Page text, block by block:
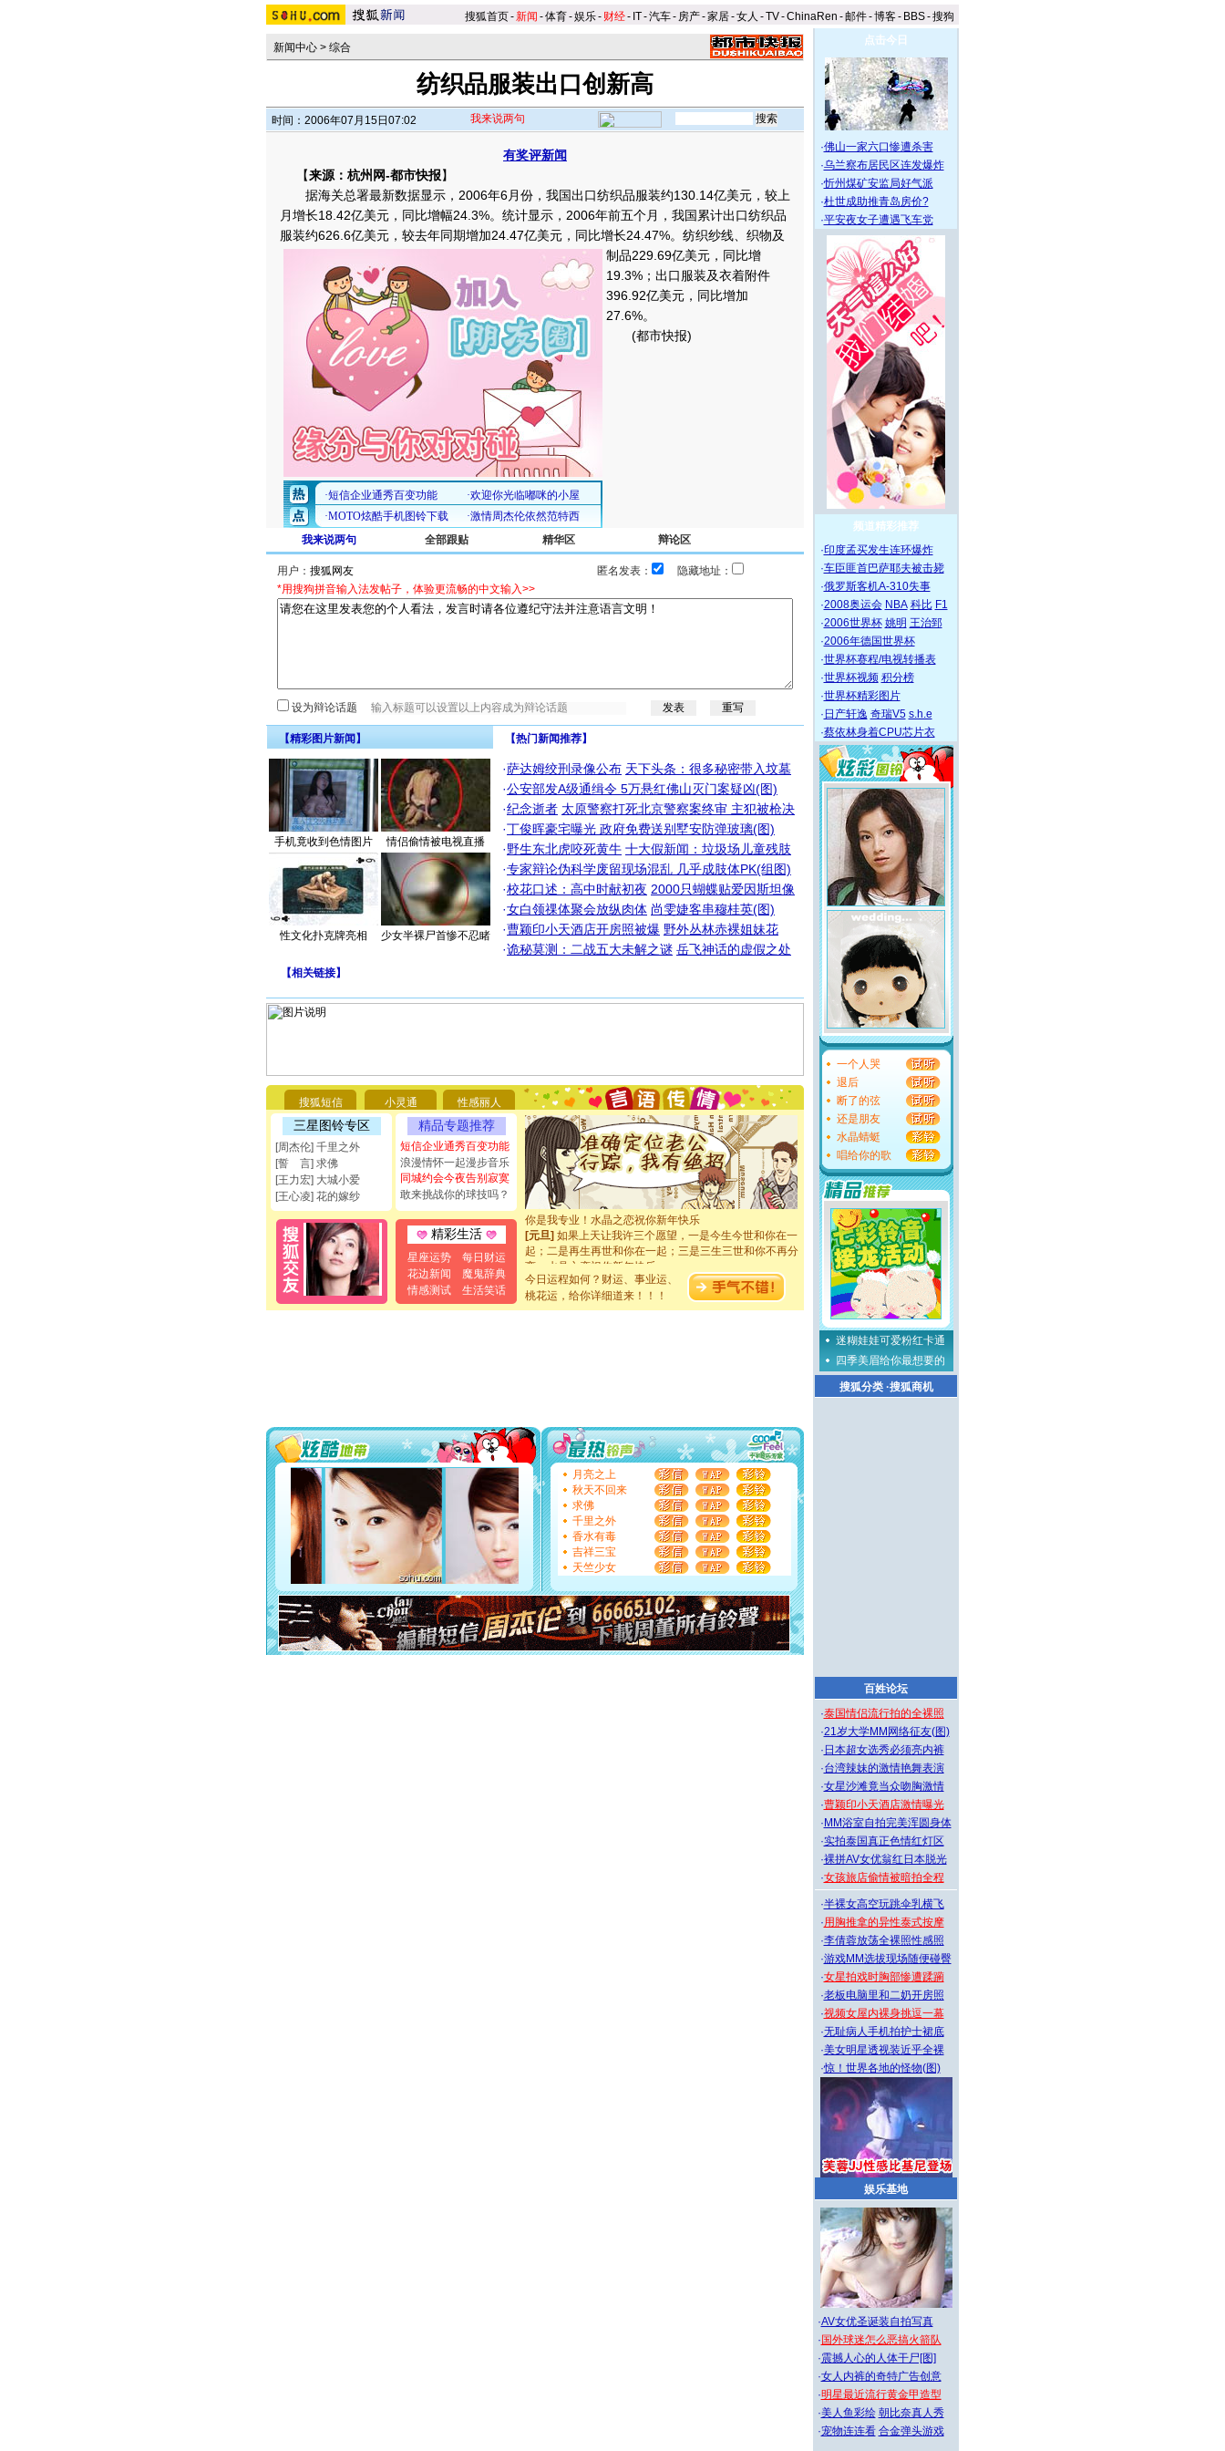
搜狐首页-新闻 -体育-娱乐- 财经- IT-汽车- 房产-家居-女人 -TV-ChinaRen -邮件-博客- BBS-搜狗
新闻中心 > 综合
纺织品服装出口创新高
时间：2006年07月15日07:02 我来说两句
有奖评新闻
【来源：杭州网-都市快报】
据海关总署最新数据显示，2006年6月份，我国出口纺织品服装约130.14亿美元，较上
月增长18.42亿美元，同比增幅24.3%。统计显示，2006年前五个月，我国累计出口纺织品
服装约626.6亿美元，较去年同期增加24.47亿美元，同比增长24.47%。 纺织纱线、织物及
制品229.69亿美元，同比增
19.3%；出口服装及衣着附件
396.92亿美元，同比增加
27.6%。
(都市快报)
我来说两句 全部跟贴 精华区 辩论区
用户： 匿名发表：
隐藏地址：
*用搜狗拼音输入法发帖子，体验更流畅的中文输入>>
设为辩论话题
【精彩图片新闻】
手机竟收到色情图片 情侣偷情被电视直播
性文化扑克牌亮相 少女半裸尸首惨不忍睹
【热门新闻推荐】
·萨达姆绞刑录像公布 天下头条：很多秘密带入坟墓
·公安部发A级通缉令 5万悬红佛山灭门案疑凶(图)
·纪念逝者 太原警察打死北京警察案终审 主犯被枪决
·丁俊晖豪宅曝光 政府免费送别墅安防弹玻璃(图)
·野生东北虎咬死黄牛 十大假新闻：垃圾场儿童残肢
·专家辩论伪科学废留现场混乱 几乎成肢体PK(组图)
·校花口述：高中时献初夜 2000只蝴蝶贴爱因斯坦像
·女白领祼体聚会放纵肉体 尚雯婕客串穆桂英(图)
·曹颖印小天酒店开房照被爆 野外丛林赤裸姐妹花
·诡秘莫测：二战五大未解之谜 岳飞神话的虚假之处
【相关链接】
搜狐短信 小灵通 性感丽人
三星图铃专区
[周杰伦] 千里之外
[誓 言] 求佛
[王力宏] 大城小爱
[王心凌] 花的嫁纱
精品专题推荐
短信企业通秀百变功能
浪漫情怀一起漫步音乐
同城约会今夜告别寂寞
敢来挑战你的球技吗？
精彩生活
星座运势
每日财运
花边新闻
魔鬼辞典
情感测试
生活笑话
要平安！千万要知足！千万不要忘记我！
[圣诞节]不只这样的日子才会想起你,而是这样的日子才
能正大光明地骚扰你,告诉你,圣诞要快乐!新年要快乐!天天
都要快乐噢!
[圣诞节]奉上一颗祝福的心,在这个特别的日子里,愿幸福,
如意,快乐,鲜花,一切美好的祝愿与你同在.圣诞快乐!
[元旦]看到你我会触电；看不到你我要充电；没有你我会
断电。爱你是我职业，想你是我事业，抱你是我特长，吻
你是我专业！水晶之恋祝你新年快乐
[元旦]如果上天让我许三个愿望，一是今生今世和你在一
起；二是再生再世和你在一起；三是三生三世和你不再分
离。水晶之恋祝你新年快乐
[元旦]当我狠下心扭头离去那一刻，你在我身后无助地哭
泣，这痛楚让我明白我多么爱你。我转身抱住你：这猪不
卖了。水晶之恋祝你新年快乐。
你太多，只有给你五千万：千万快乐！千万要健康！千万
要平安！千万要知足！千万不要忘记我！
[圣诞节]不只这样的日子才会想起你,而是这样的日子才
能正大光明地骚扰你,告诉你,圣诞要快乐!新年要快乐!天天
都要快乐噢!
[圣诞节]奉上一颗祝福的心,在这个特别的日子里,愿幸福,
如意,快乐,鲜花,一切美好的祝愿与你同在.圣诞快乐!
[元旦]
看到你我会触电；看不到你我要充电；没有你我会
断电。爱你是我职业，想你是我事业，抱你是我特长，吻
你是我专业！水晶之恋祝你新年快乐
[元旦]
起；二是再生再世和你在一起；三是三生三世和你不再分
离。水晶之恋祝你新年快乐
[元旦]当我狠下心扭头离去那一刻，你在我身后无助地哭
泣，这痛楚让我明白我多么爱你。我转身抱住你：这猪不
今日运程如何？财运、事业运、
桃花运，给你详细道来！！！
月亮之上
秋天不回来
求佛
千里之外
香水有毒
吉祥三宝
天竺少女
点击今日
·佛山一家六口惨遭杀害
·乌兰察布居民区连发爆炸
·忻州煤矿安监局好气派
·杜世成助推青岛房价?
·平安夜女子遭遇飞车党
频道精彩推荐
·印度孟买发生连环爆炸
·车臣匪首巴萨耶夫被击毙
·俄罗斯客机A-310失事
·2008奥运会 NBA 科比 F1
·2006世界杯 姚明 王治郅
·2006年德国世界杯
·世界杯赛程/电视转播表
·世界杯视频 积分榜
·世界杯精彩图片
· 日产轩逸 奇瑞V5 s.h.e
·蔡依林身着CPU芯片衣
一个人哭
退后
断了的弦
还是朋友
水晶蜻蜓
唱给你的歌
迷糊娃娃可爱粉红卡通
四季美眉给你最想要的
搜狐分类·搜狐商机
百姓论坛
·泰国情侣流行拍的全裸照
·21岁大学MM网络征友(图)
· 日本超女选秀必须亮内裤
·台湾辣妹的激情艳舞表演
·女星沙滩竟当众吻胸激情
·曹颖印小天酒店激情曝光
· MM浴室自拍完美浑圆身体
·实拍泰国真正色情红灯区
·裸拼AV女优翁红日本脱光
·女孩旅店偷情被暗拍全程
·半裸女高空玩跳伞乳横飞
·用胸推拿的异性泰式按摩
·李倩蓉放荡全裸照性感照
·游戏MM选拔现场随便碰臀
·女星拍戏时胸部惨遭蹂躏
·老板电脑里和二奶开房照
·视频女屋内裸身挑逗一幕
·无耻病人手机拍护士裙底
·美女明星透视装近乎全裸
·惊！世界各地的怪物(图)
娱乐基地
·AV女优圣诞装自拍写真
· 国外球迷怎么恶搞火箭队
·震撼人心的人体干尸[图]
·女人内裤的奇特广告创意
·明星最近流行黄金甲造型
·美人鱼彩绘 朝比奈真人秀
·宠物连连看 合金弹头游戏